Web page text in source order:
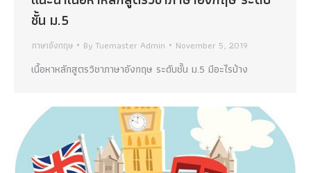
ชั้น ม.5
ภาษาอังกฤษ ByTuemaster Admin November 5, 2019
เนื้อหาหลักสูตรวิชาภาษาอังกฤษ ระดับชั้น ม.5 มีอะไรบ้าง